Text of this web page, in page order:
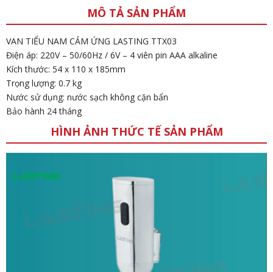
MÔ TẢ SẢN PHẨM
VAN TIỂU NAM CẢM ỨNG LASTING TTX03
Điện áp: 220V – 50/60Hz / 6V – 4 viên pin AAA alkaline
Kích thước: 54 x 110 x 185mm
Trọng lượng: 0.7 kg
Nước sử dụng: nước sạch không cặn bẩn
Bảo hành 24 tháng
HÌNH ẢNH THỨC TẾ SẢN PHẨM